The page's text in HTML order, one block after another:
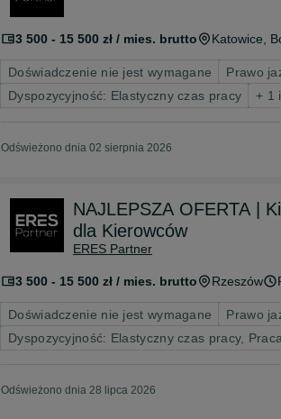
3 500 - 15 500 zł / mies. brutto Katowice ,
Doświadczenie nie jest wymagane Prawo
Dyspozycyjność: Elastyczny czas pracy
+ 1
Odświeżono dnia 02 sierpnia 2026
NAJLEPSZA OFERTA |
dla Kierowców
ERES Partner
3 500 - 15 500 zł / mies. brutto Rzeszów
Doświadczenie nie jest wymagane Prawo
Dyspozycyjność: Elastyczny czas pracy,
Odświeżono dnia 28 lipca 2026